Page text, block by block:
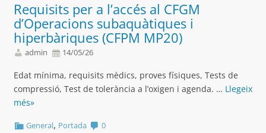
Requisits per a l’accés al CFGM
d’Operacions subaquàtiques i
hiperbàriques (CFPM MP20)
admin 14/05/26
Edat mínima, requisits mèdics, proves físiques, Tests de
compressió, Test de tolerància a l’oxigen i agenda. … Llegeix
més»
General, Portada 0